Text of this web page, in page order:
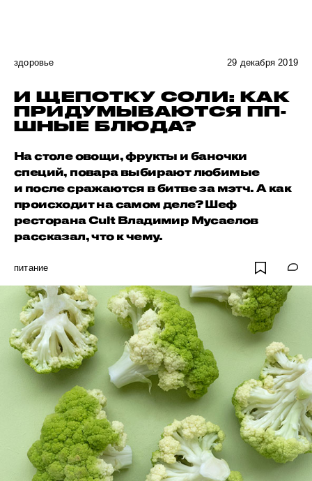
здоровье 29 декабря 2019
И ЩЕПОТКУ СОЛИ: КАК
ПРИДУМЫВАЮТСЯ ПП-
ШНЫЕ БЛЮДА?
На столе овощи, фрукты и баночки
специй, повара выбирают любимые
и после сражаются в битве за мэтч. А как
происходит на самом деле? Шеф
ресторана Cult Владимир Мусаелов
рассказал, что к чему.
питание